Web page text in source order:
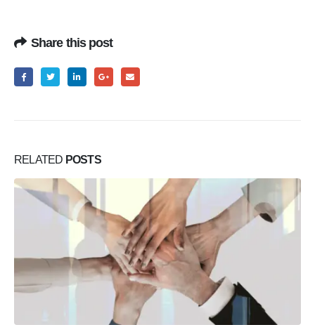
Share this post
RELATED POSTS